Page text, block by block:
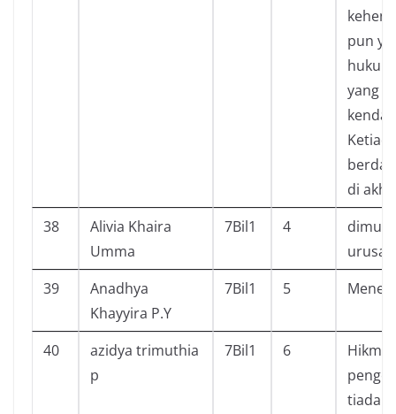
pun
yang
di
38
Alivia Khaira
Umma
7Bil1 4
39
Anadhya
Khayyira P.Y
7Bil1 5
40
azidya trimuthia
p
7Bil1 6
tiada